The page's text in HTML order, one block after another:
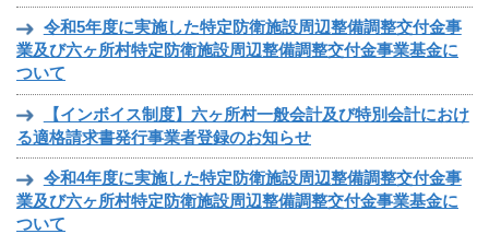
令和5年度に実施した特定防衛施設周辺整備調整交付金事
業及び六ヶ所村特定防衛施設周辺整備調整交付金事業基金に
ついて
【インボイス制度】六ヶ所村一般会計及び特別会計におけ
る適格請求書発行事業者登録のお知らせ
令和4年度に実施した特定防衛施設周辺整備調整交付金事
業及び六ヶ所村特定防衛施設周辺整備調整交付金事業基金に
ついて